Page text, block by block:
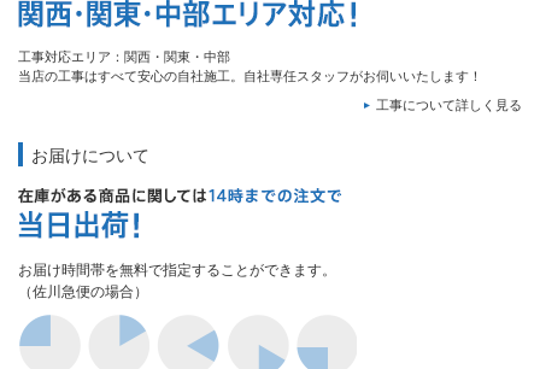
工事対応エリア：関西・関東・中部
当店の工事はすべて安心の自社施工。自社専任スタッフがお伺いいたします！
工事について詳しく見る
お届けについて
お届け時間帯を無料で指定することができます。
（佐川急便の場合）